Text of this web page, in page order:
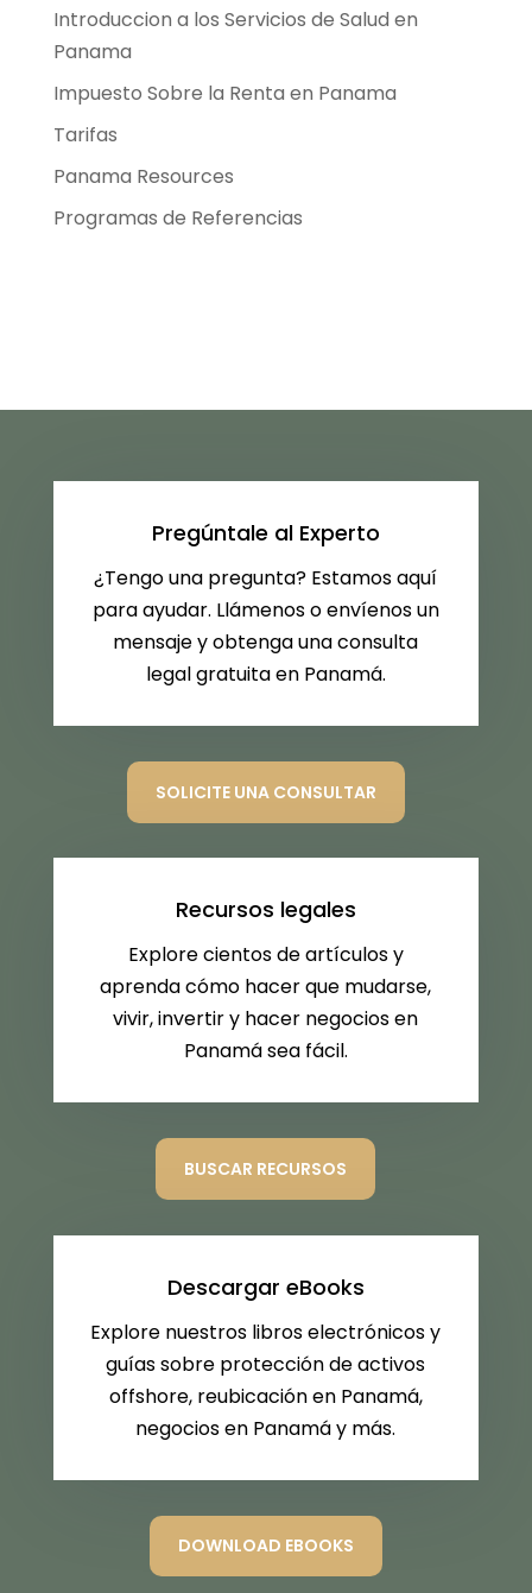
Introduccion a los Servicios de Salud en
Panama
Impuesto Sobre la Renta en Panama
Tarifas
Panama Resources
Programas de Referencias
Pregúntale al Experto
¿Tengo una pregunta? Estamos aquí
para ayudar. Llámenos o envíenos un
mensaje y obtenga una consulta
legal gratuita en Panamá.
SOLICITE UNA CONSULTAR
Recursos legales
Explore cientos de artículos y
aprenda cómo hacer que mudarse,
vivir, invertir y hacer negocios en
Panamá sea fácil.
BUSCAR RECURSOS
Descargar eBooks
Explore nuestros libros electrónicos y
guías sobre protección de activos
offshore, reubicación en Panamá,
negocios en Panamá y más.
DOWNLOAD EBOOKS